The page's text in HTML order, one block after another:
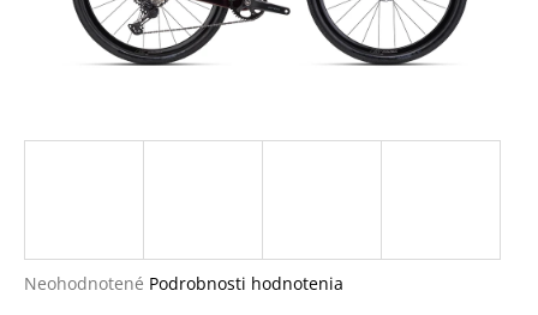
Priemerné
Neohodnotené Podrobnosti hodnotenia